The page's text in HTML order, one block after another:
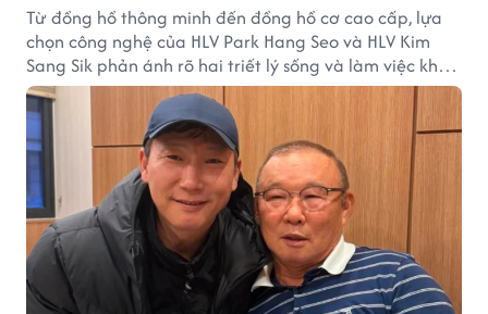
Từ đồng hồ thông minh đến đồng hồ cơ cao cấp, lựa
chọn công nghệ của HLV Park Hang Seo và HLV Kim
Sang Sik phản ánh rõ hai triết lý sống và làm việc khác
biệt.